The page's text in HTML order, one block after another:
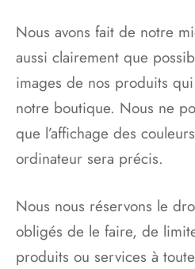
Nous avons fait de notre
aussi clairement que
images de nos produits
notre boutique. Nous ne
que l’affichage des
ordinateur sera précis.
Nous nous réservons le
obligés de le faire, de
produits ou services à